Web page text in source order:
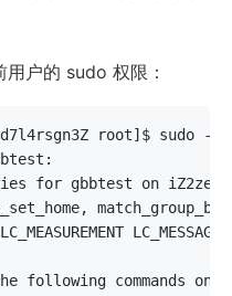
户的 sudo 权限：
root]$ sudo -l
for gbbtest on
following commands on